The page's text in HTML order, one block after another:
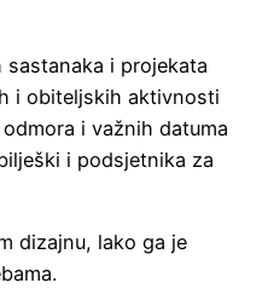
i projekata
i obiteljskih aktivnosti
i važnih datuma
i podsjetnika za
dizajnu, lako ga je